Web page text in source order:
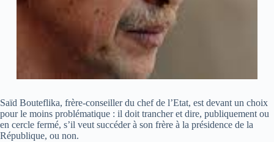
Saïd Bouteflika, frère-conseiller du chef de l’Etat, est devant un choix
pour le moins problématique : il doit trancher et dire, publiquement ou
en cercle fermé, s’il veut succéder à son frère à la présidence de la
République, ou non.